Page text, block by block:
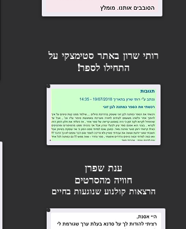
רותי שרון באתר סטימצקי על
התחילו לספר!
ענת שפרן
חוויה מהסרטים
הרצאות קולנוע שנוגעות בחיים